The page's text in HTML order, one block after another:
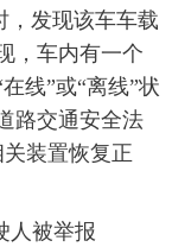
，发现该车车载
，车内有一个
线”或“离线”状
路交通安全法
装置恢复正
被举报